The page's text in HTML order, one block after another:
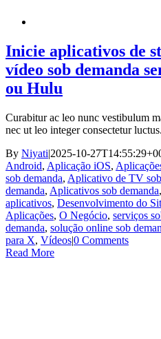
Inicie aplicativos de
vídeo sob demanda
ou Hulu
Curabitur ac leo nunc vestibulum
nec ut leo integer consectetur luctus.
By Niyati|2025-10-
Android, Aplicação iOS,
sob demanda, Aplicativo de TV
demanda, Aplicativos sob demanda,
aplicativos, Desenvolvimento do
Aplicações, O Negócio, serviços
demanda, solução online sob
para X, Vídeos|0 Comments
Read More